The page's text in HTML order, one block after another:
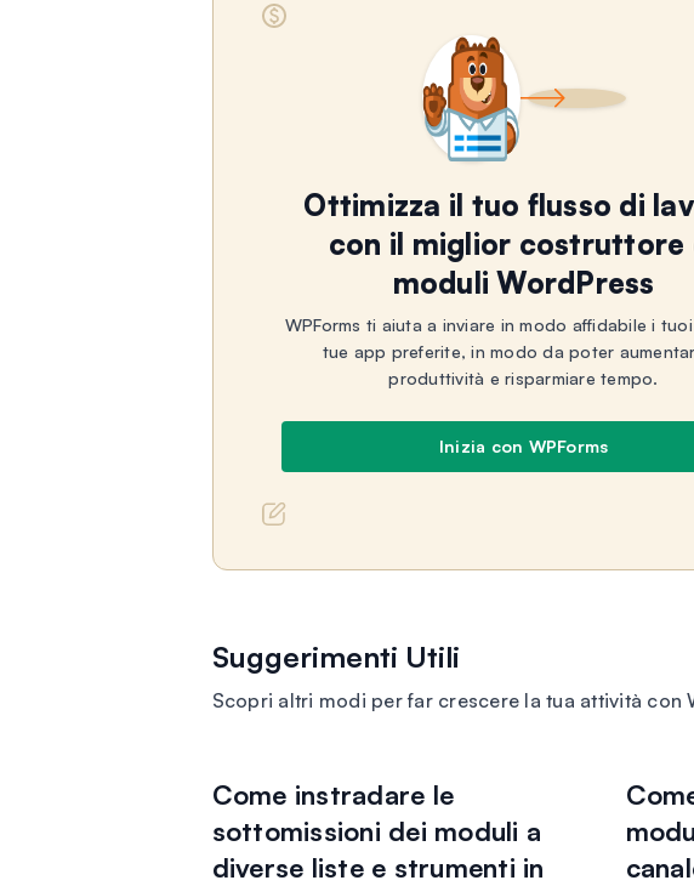
Ottimizza il tuo flusso di
con il miglior costruttore
moduli WordPress
WPForms ti aiuta a inviare in modo affidabile i
tue app preferite, in modo da poter
produttività e risparmiare tempo.
Inizia con WPForms
Suggerimenti Utili
Scopri altri modi per far crescere la tua attività con
Come instradare le
sottomissioni dei moduli a
diverse liste e strumenti in